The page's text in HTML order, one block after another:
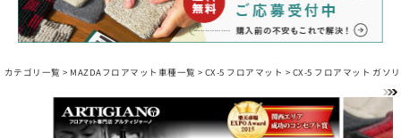
カテゴリ一覧 > MAZDAフロアマット車種一覧 > CX-5 フロアマット > CX-5 フロアマット ガソ